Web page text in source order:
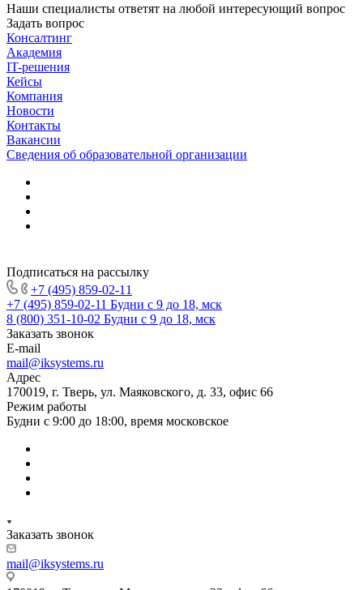
Наши специалисты ответят на любой интересующий вопрос
Задать вопрос
Консалтинг
Академия
IT-решения
Кейсы
Компания
Новости
Контакты
Вакансии
Сведения об образовательной организации
Подписаться на рассылку
+7 (495) 859-02-11
+7 (495) 859-02-11 Будни с 9 до 18, мск
8 (800) 351-10-02 Будни с 9 до 18, мск
Заказать звонок
E-mail
mail@iksystems.ru
Адрес
170019, г. Тверь, ул. Маяковского, д. 33, офис 66
Режим работы
Будни с 9:00 до 18:00, время московское
Заказать звонок
mail@iksystems.ru